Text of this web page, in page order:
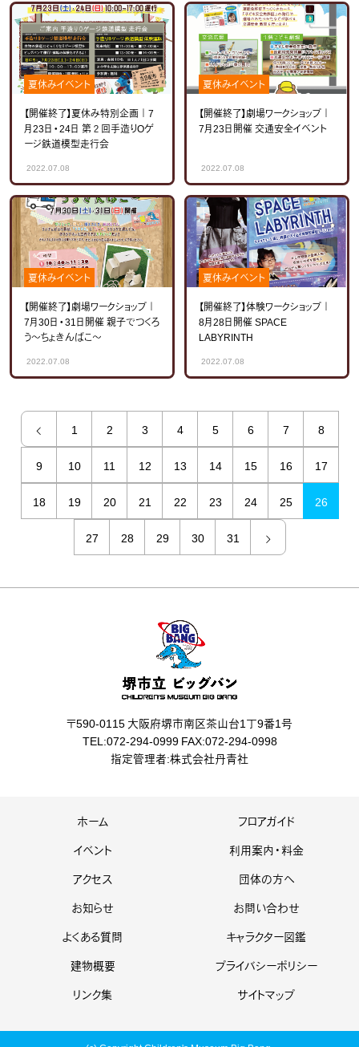
夏休みイベント
【開催終了】夏休み特別企画｜7
月23日・24日 第２回手造りOゲ
ージ鉄道模型走行会
2022.07.08
夏休みイベント
【開催終了】劇場ワークショップ｜
7月23日開催 交通安全イベント
2022.07.08
夏休みイベント
【開催終了】劇場ワークショップ｜
7月30日・31日開催 親子でつくろ
う～ちょきんばこ～
2022.07.08
夏休みイベント
【開催終了】体験ワークショップ｜
8月28日開催 SPACE
LABYRINTH
2022.07.08
1 2 3 4 5 6 7 8
9 10 11 12 13 14 15 16 17
18 19 20 21 22 23 24 25 26
27 28 29 30 31
〒590-0115 大阪府堺市南区茶山台1丁9番1号
TEL:072-294-0999 FAX:072-294-0998
指定管理者:株式会社丹青社
ホーム
フロアガイド
イベント
利用案内・料金
アクセス
団体の方へ
お知らせ
お問い合わせ
よくある質問
キャラクター図鑑
建物概要
プライバシーポリシー
リンク集
サイトマップ